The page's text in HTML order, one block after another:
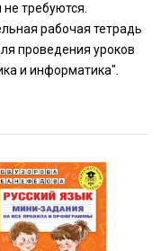
требуются.
рабочая тетрадь
проведения уроков
и информатика".